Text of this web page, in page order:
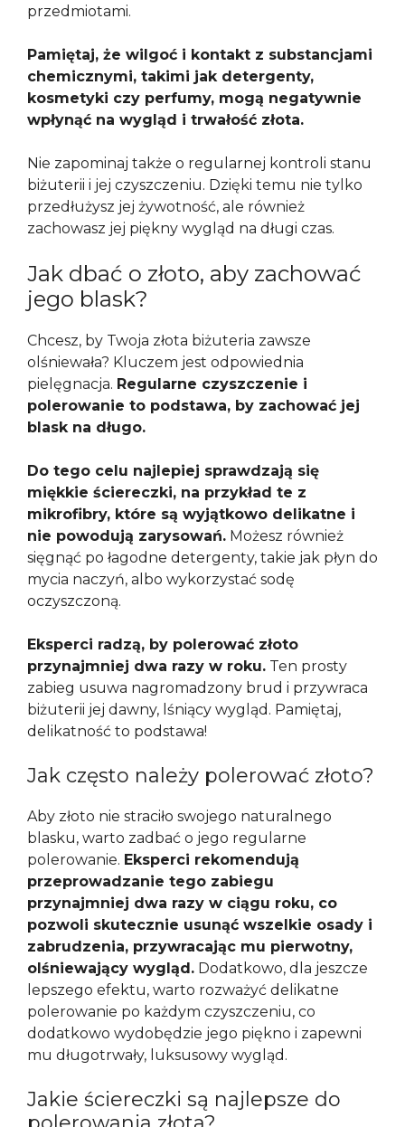
przedmiotami.
Pamiętaj, że wilgoć i kontakt z substancjami
chemicznymi, takimi jak detergenty,
kosmetyki czy perfumy, mogą negatywnie
wpłynąć na wygląd i trwałość złota.
Nie zapominaj także o regularnej kontroli stanu
biżuterii i jej czyszczeniu. Dzięki temu nie tylko
przedłużysz jej żywotność, ale również
zachowasz jej piękny wygląd na długi czas.
Jak dbać o złoto, aby zachować
jego blask?
Chcesz, by Twoja złota biżuteria zawsze
olśniewała? Kluczem jest odpowiednia
pielęgnacja. Regularne czyszczenie i
polerowanie to podstawa, by zachować jej
blask na długo.
Do tego celu najlepiej sprawdzają się
miękkie ściereczki, na przykład te z
mikrofibry, które są wyjątkowo delikatne i
nie powodują zarysowań. Możesz również
sięgnąć po łagodne detergenty, takie jak płyn do
mycia naczyń, albo wykorzystać sodę
oczyszczoną.
Eksperci radzą, by polerować złoto
przynajmniej dwa razy w roku. Ten prosty
zabieg usuwa nagromadzony brud i przywraca
biżuterii jej dawny, lśniący wygląd. Pamiętaj,
delikatność to podstawa!
Jak często należy polerować złoto?
Aby złoto nie straciło swojego naturalnego
blasku, warto zadbać o jego regularne
polerowanie. Eksperci rekomendują
przeprowadzanie tego zabiegu
przynajmniej dwa razy w ciągu roku, co
pozwoli skutecznie usunąć wszelkie osady i
zabrudzenia, przywracając mu pierwotny,
olśniewający wygląd. Dodatkowo, dla jeszcze
lepszego efektu, warto rozważyć delikatne
polerowanie po każdym czyszczeniu, co
dodatkowo wydobędzie jego piękno i zapewni
mu długotrwały, luksusowy wygląd.
Jakie ściereczki są najlepsze do